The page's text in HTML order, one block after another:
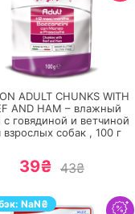
ПЕРЕЙТИ
ADULT CHUNKS WITH
AND HAM – влажный
с говядиной и ветчиной
взрослых собак , 100 г
39₴ 43₴
NaN₴